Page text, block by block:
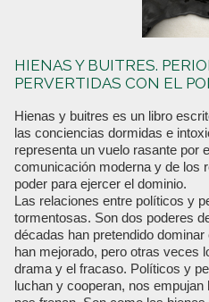
HIENAS Y BUITRES.
PERVERTIDAS CON EL
Hienas y buitres es un libro
las conciencias dormidas e
representa un vuelo rasante por
comunicación moderna y de los
poder para ejercer el dominio.
Las relaciones entre políticos y
tormentosas. Son dos poderes
décadas han pretendido
han mejorado, pero otras veces
drama y el fracaso. Políticos y
luchan y cooperan, nos